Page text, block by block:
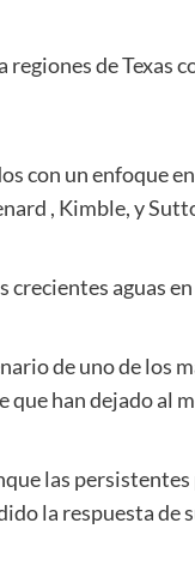
de Texas
con un enfoque
, Kimble, y
aguas
de uno de los
han dejado al
las
la respuesta de